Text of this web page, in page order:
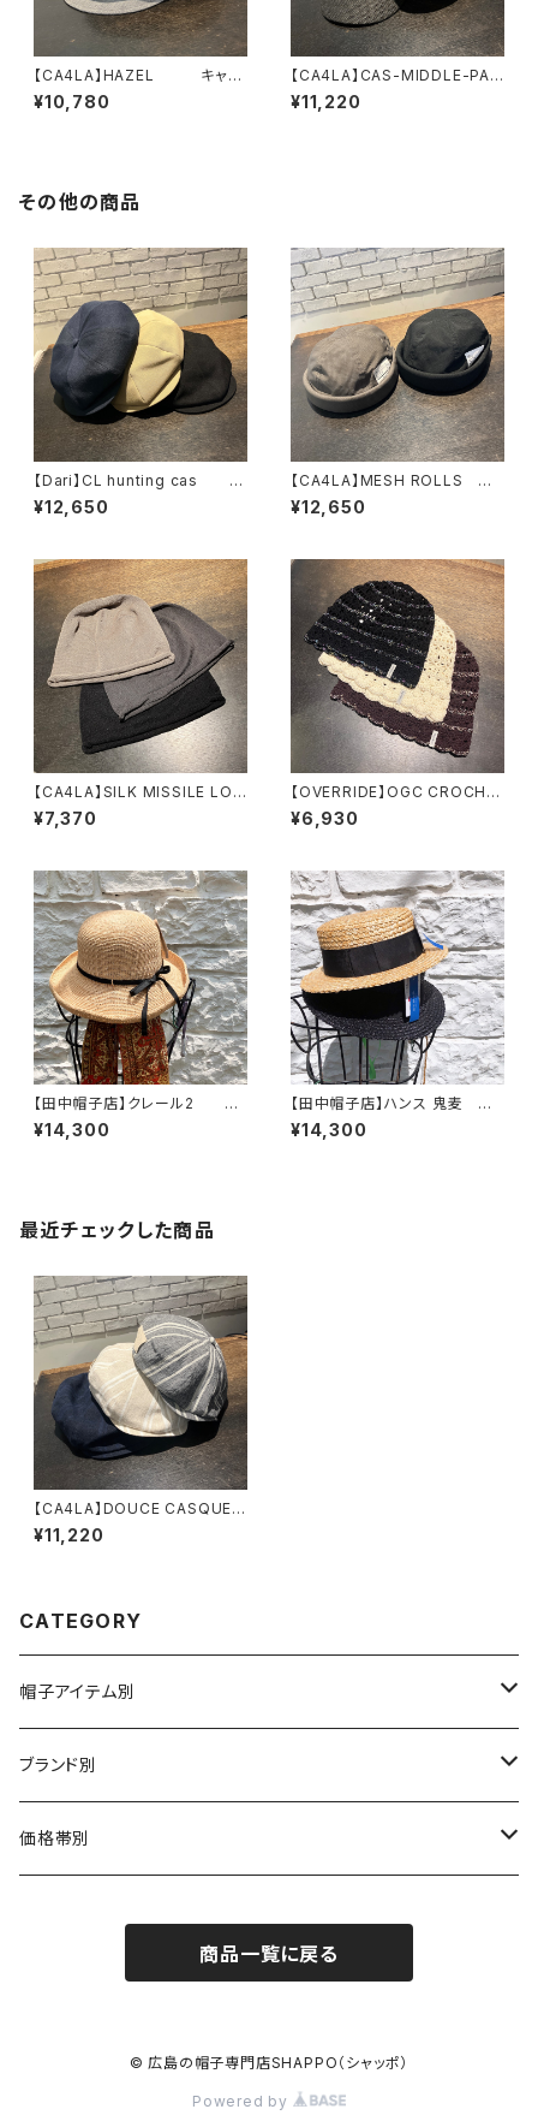
【CA4LA】HAZEL キャス
¥10,780
【CA4LA】CAS-MIDDLE-PA
キャスケット ZKN0
2698
¥11,220
その他の商品
【Dari】CL hunting cas
キャスケット ハンチング
ARI922
¥12,650
【CA4LA】MESH ROLLS
フィッシャーマン ロールキャ
ップ MIU00022
¥12,650
【CA4LA】SILK MISSILE LON
G11 ニット ZKN027
06
¥7,370
【OVERRIDE】OGC CROCHE
T BEANIE SG ニット
261090202
¥6,930
【田中帽子店】クレール2
¥14,300
【田中帽子店】ハンス 鬼麦
ハット UK-H048-M U
K-H048-L
¥14,300
最近チェックした商品
【CA4LA】DOUCE CASQUET
TE キャスケット ハンチ
ング COH00031
¥11,220
CATEGORY
帽子アイテム別
ハット
布帛（布・ニット・レザー等）
キャスケット
ブランド別
CA4LA / カシラ
La Maison de Lyllis / ラメゾンドリリス
MIGHTY SHINE / マイティシャイン
価格帯別
5,501〜11,000円
11,001円～15,000円
商品一覧に戻る
© 広島の帽子専門店SHAPPO（シャッポ）
Powered by